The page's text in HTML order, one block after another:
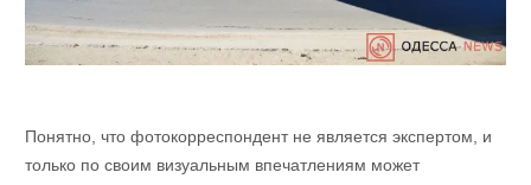
Понятно, что фотокорреспондент не является экспертом, и
только по своим визуальным впечатлениям может